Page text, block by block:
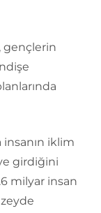
gençlerin
insanın iklim
girdiğini
milyar insan